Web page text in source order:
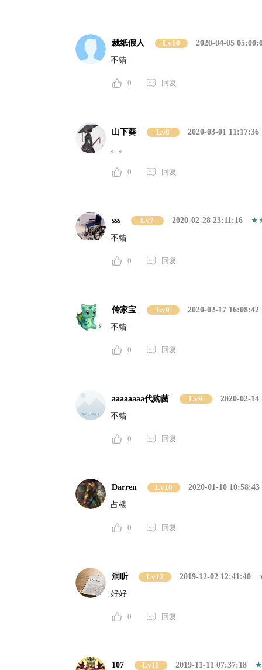
裁纸假人 Lv10
2020-04-05
不错
0 回复
山下葵 Lv8
2020-03-01 11:17:36
。。
0 回复
sss Lv7
2020-02-28 23:11:16
不错
0 回复
传家宝 Lv9
2020-02-17 16:08:42
不错
0 回复
aaaaaaaa代购菌 Lv9
2020-02-14
不错
0 回复
Darren Lv10
2020-01-10 10:58:43
占楼
0 回复
洞听 Lv12
2019-12-02 12:41:40
好好
0 回复
107 Lv11
2019-11-11 07:37:18